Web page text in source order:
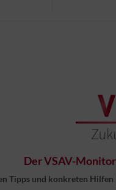
Der VSAV-
Tipps und konkreten Hilfen